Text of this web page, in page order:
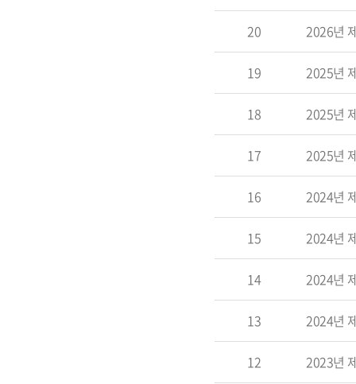
20 2026년
19 2025년
18 2025년
17 2025년
16 2024년
15 2024년
14 2024년
13 2024년
12 2023년